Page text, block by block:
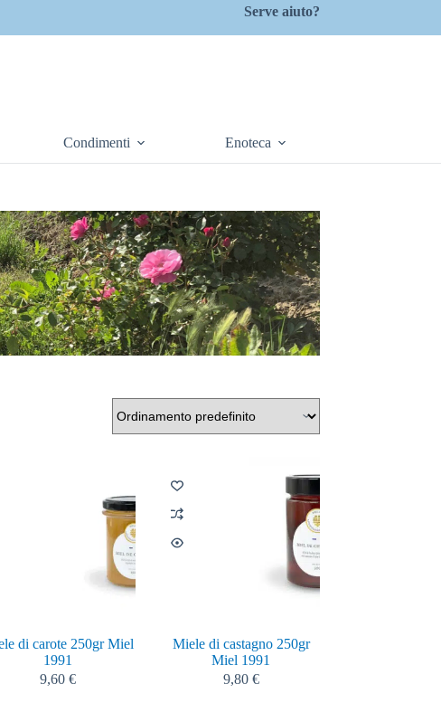
Serve aiuto?
Condimenti Enoteca
di carote 250gr Miel
1991
9,60 €
Miele di castagno 250gr
Miel 1991
9,80 €